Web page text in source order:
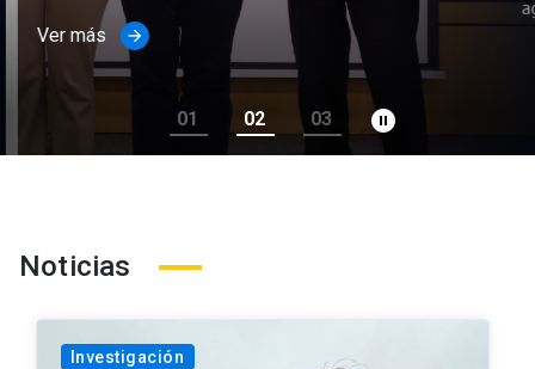
Ver más arrow_forward
01 02 03 pause_circle_filled
Noticias
Investigación